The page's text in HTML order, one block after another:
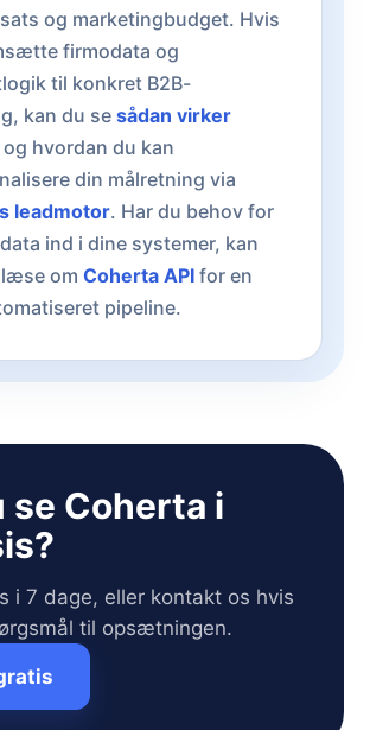
og marketingbudget. Hvis
firmodata og
til konkret B2B-
kan du se sådan virker
og hvordan du kan
din målretning via
leadmotor. Har du behov for
ind i dine systemer, kan
om Coherta API for en
pipeline.
se Coherta i
i 7 dage, eller kontakt os hvis
til opsætningen.